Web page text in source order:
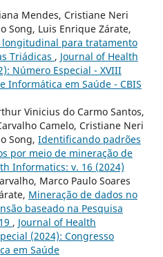
Mendes, Cristiane Neri
Song, Luis Enrique Zárate,
para tratamento
Triádicas , Journal of Health
Número Especial - XVIII
Informática em Saúde - CBIS
Vinicius do Carmo Santos,
Camelo, Cristiane Neri
Song, Identificando padrões
por meio de mineração de
Informatics: v. 16 (2024)
Marco Paulo Soares
Mineração de dados no
baseado na Pesquisa
, Journal of Health
(2024): Congresso
em Saúde